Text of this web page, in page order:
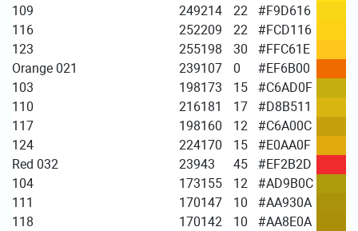
109
249214 22
#F9D616
116
252209 22
#FCD116
123
255198 30
#FFC61E
Orange 021
239107 0
#EF6B00
103
198173 15
#C6AD0F
110
216181 17
#D8B511
117
198160 12
#C6A00C
124
224170 15
#E0AA0F
Red 032
23943 45
#EF2B2D
104
173155 12
#AD9B0C
111
170147 10
#AA930A
118
170142 10
#AA8E0A